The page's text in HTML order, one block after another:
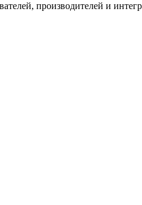
производителей и